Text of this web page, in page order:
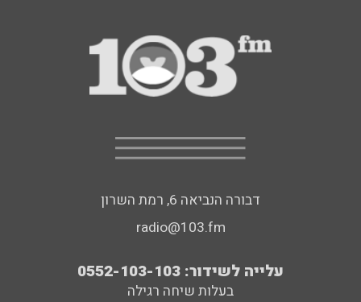
דבורה הנביאה 6, רמת השרון
radio@103.fm
עלייה לשידור: 0552-103-103
בעלות שיחה רגילה